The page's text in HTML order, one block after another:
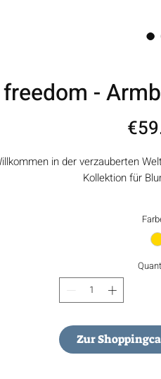
freedom -
in der verzauberten
Kollektion für
sondern auch einen
Jedes einzelne Juwel wird mit
Strandglas handgefertigt, das wir
haben.
Mit FREEDOM möchten wir nicht
sondern auch aktiv dazu
ist ein Symbol für
Zur